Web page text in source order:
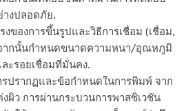
างปลอดภัย.
ของการขึ้นรูปและวิธีการเชื่อม (เชื่อม,
ากนั้นกำหนดขนาดความหนา/อุณหภูมิ
ะรอยเชื่อมที่มั่นคง.
ปรากฏและข้อกำหนดในการพิมพ์ จาก
ผิว การผ่านกระบวนการพาสซิเวชัน